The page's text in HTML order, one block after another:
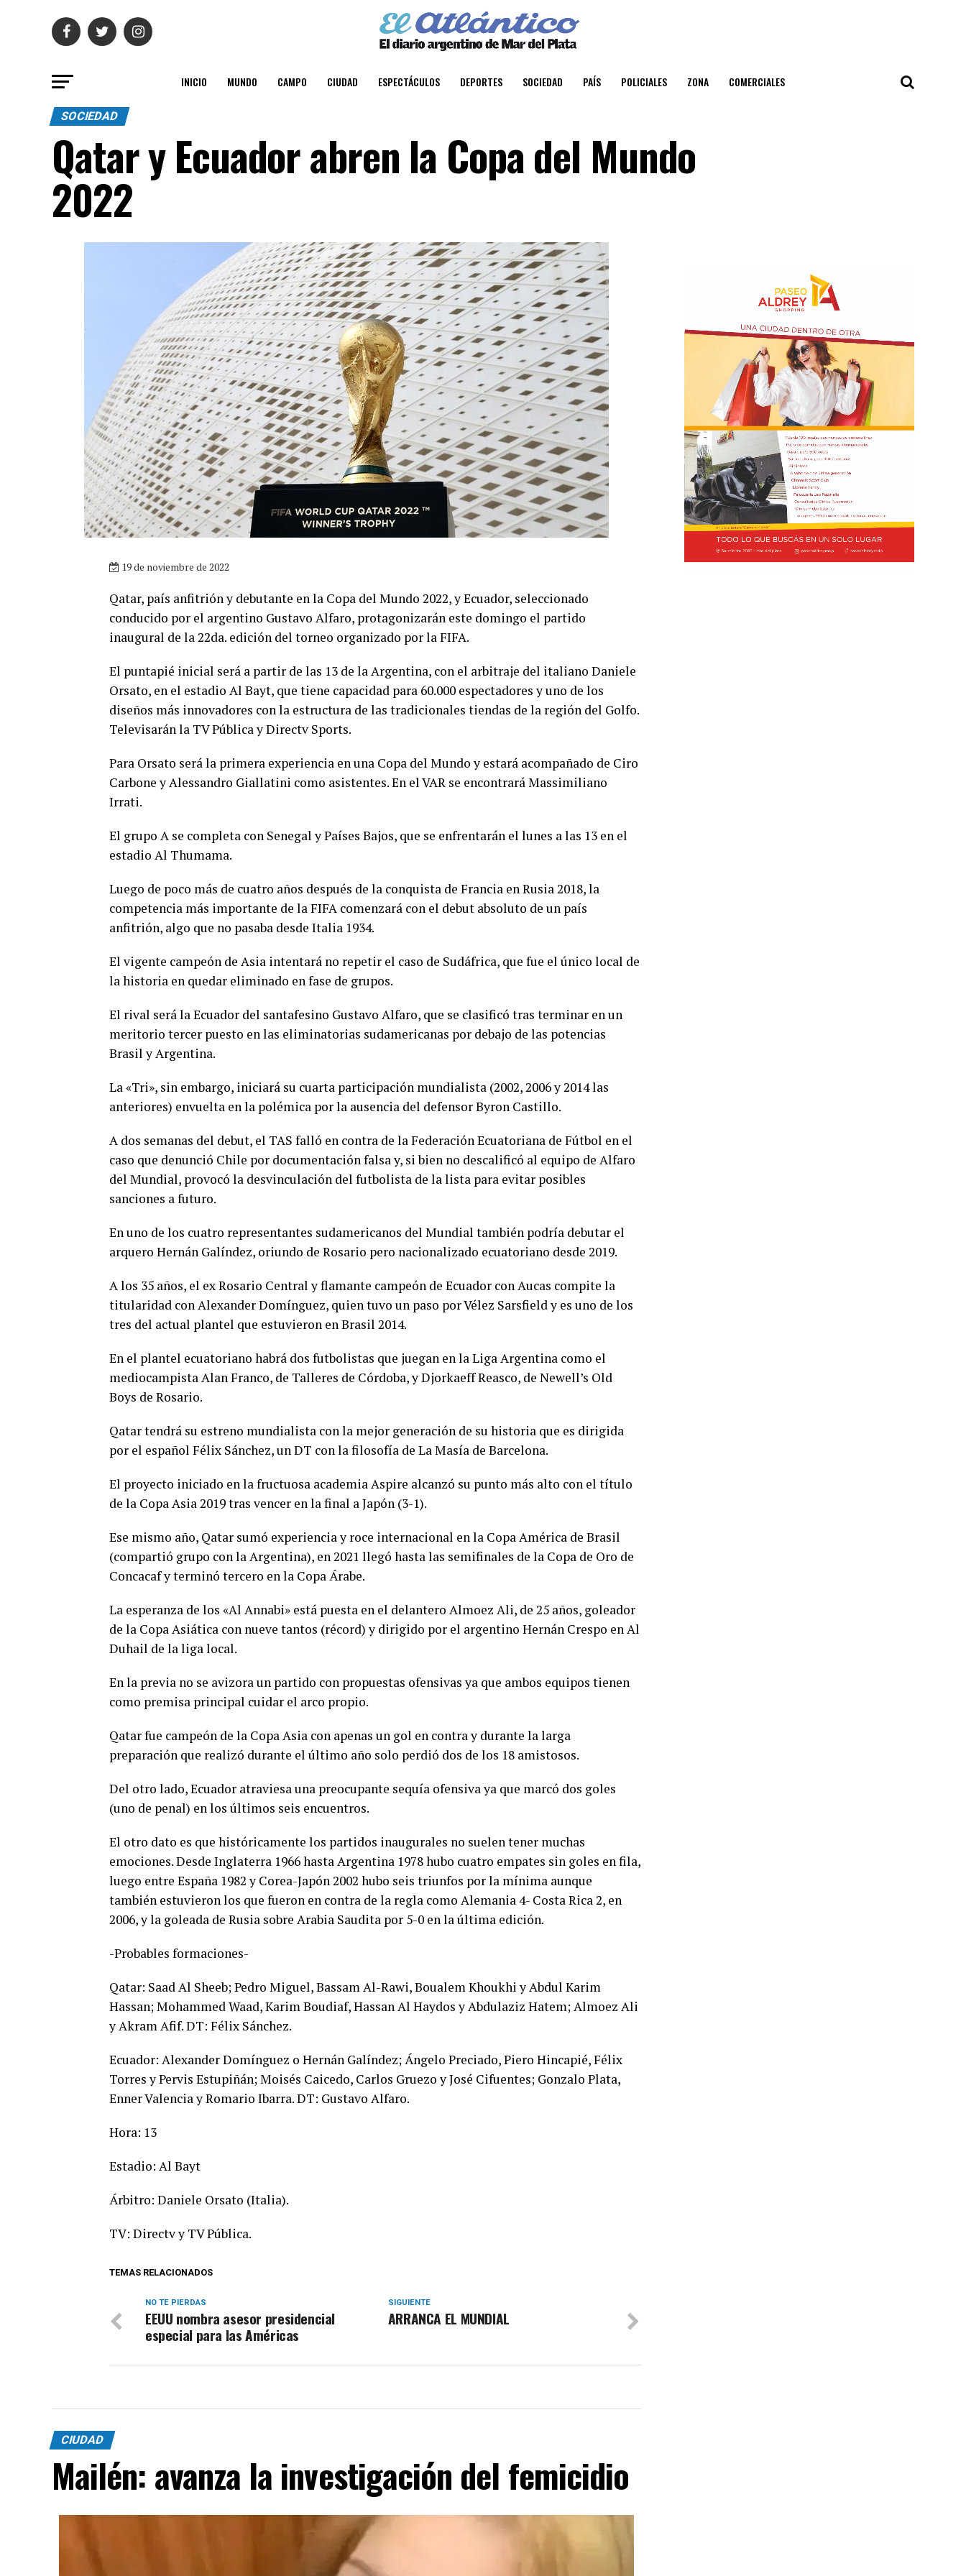
INICIO MUNDO CAMPO CIUDAD ESPECTÁCULOS DEPORTES SOCIEDAD PAÍS POLICIALES ZONA COMERCIALES
SOCIEDAD
Qatar y Ecuador abren la Copa del Mundo
2022
19 de noviembre de 2022
Qatar, país anfitrión y debutante en la Copa del Mundo 2022, y Ecuador, seleccionado
conducido por el argentino Gustavo Alfaro, protagonizarán este domingo el partido
inaugural de la 22da. edición del torneo organizado por la FIFA.
El puntapié inicial será a partir de las 13 de la Argentina, con el arbitraje del italiano Daniele
Orsato, en el estadio Al Bayt, que tiene capacidad para 60.000 espectadores y uno de los
diseños más innovadores con la estructura de las tradicionales tiendas de la región del Golfo.
Televisarán la TV Pública y Directv Sports.
Para Orsato será la primera experiencia en una Copa del Mundo y estará acompañado de Ciro
Carbone y Alessandro Giallatini como asistentes. En el VAR se encontrará Massimiliano
Irrati.
El grupo A se completa con Senegal y Países Bajos, que se enfrentarán el lunes a las 13 en el
estadio Al Thumama.
Luego de poco más de cuatro años después de la conquista de Francia en Rusia 2018, la
competencia más importante de la FIFA comenzará con el debut absoluto de un país
anfitrión, algo que no pasaba desde Italia 1934.
El vigente campeón de Asia intentará no repetir el caso de Sudáfrica, que fue el único local de
la historia en quedar eliminado en fase de grupos.
El rival será la Ecuador del santafesino Gustavo Alfaro, que se clasificó tras terminar en un
meritorio tercer puesto en las eliminatorias sudamericanas por debajo de las potencias
Brasil y Argentina.
La «Tri», sin embargo, iniciará su cuarta participación mundialista (2002, 2006 y 2014 las
anteriores) envuelta en la polémica por la ausencia del defensor Byron Castillo.
A dos semanas del debut, el TAS falló en contra de la Federación Ecuatoriana de Fútbol en el
caso que denunció Chile por documentación falsa y, si bien no descalificó al equipo de Alfaro
del Mundial, provocó la desvinculación del futbolista de la lista para evitar posibles
sanciones a futuro.
En uno de los cuatro representantes sudamericanos del Mundial también podría debutar el
arquero Hernán Galíndez, oriundo de Rosario pero nacionalizado ecuatoriano desde 2019.
A los 35 años, el ex Rosario Central y flamante campeón de Ecuador con Aucas compite la
titularidad con Alexander Domínguez, quien tuvo un paso por Vélez Sarsfield y es uno de los
tres del actual plantel que estuvieron en Brasil 2014.
En el plantel ecuatoriano habrá dos futbolistas que juegan en la Liga Argentina como el
mediocampista Alan Franco, de Talleres de Córdoba, y Djorkaeff Reasco, de Newell’s Old
Boys de Rosario.
Qatar tendrá su estreno mundialista con la mejor generación de su historia que es dirigida
por el español Félix Sánchez, un DT con la filosofía de La Masía de Barcelona.
El proyecto iniciado en la fructuosa academia Aspire alcanzó su punto más alto con el título
de la Copa Asia 2019 tras vencer en la final a Japón (3-1).
Ese mismo año, Qatar sumó experiencia y roce internacional en la Copa América de Brasil
(compartió grupo con la Argentina), en 2021 llegó hasta las semifinales de la Copa de Oro de
Concacaf y terminó tercero en la Copa Árabe.
La esperanza de los «Al Annabi» está puesta en el delantero Almoez Ali, de 25 años, goleador
de la Copa Asiática con nueve tantos (récord) y dirigido por el argentino Hernán Crespo en Al
Duhail de la liga local.
En la previa no se avizora un partido con propuestas ofensivas ya que ambos equipos tienen
como premisa principal cuidar el arco propio.
Qatar fue campeón de la Copa Asia con apenas un gol en contra y durante la larga
preparación que realizó durante el último año solo perdió dos de los 18 amistosos.
Del otro lado, Ecuador atraviesa una preocupante sequía ofensiva ya que marcó dos goles
(uno de penal) en los últimos seis encuentros.
El otro dato es que históricamente los partidos inaugurales no suelen tener muchas
emociones. Desde Inglaterra 1966 hasta Argentina 1978 hubo cuatro empates sin goles en fila,
luego entre España 1982 y Corea-Japón 2002 hubo seis triunfos por la mínima aunque
también estuvieron los que fueron en contra de la regla como Alemania 4- Costa Rica 2, en
2006, y la goleada de Rusia sobre Arabia Saudita por 5-0 en la última edición.
-Probables formaciones-
Qatar: Saad Al Sheeb; Pedro Miguel, Bassam Al-Rawi, Boualem Khoukhi y Abdul Karim
Hassan; Mohammed Waad, Karim Boudiaf, Hassan Al Haydos y Abdulaziz Hatem; Almoez Ali
y Akram Afif. DT: Félix Sánchez.
Ecuador: Alexander Domínguez o Hernán Galíndez; Ángelo Preciado, Piero Hincapié, Félix
Torres y Pervis Estupiñán; Moisés Caicedo, Carlos Gruezo y José Cifuentes; Gonzalo Plata,
Enner Valencia y Romario Ibarra. DT: Gustavo Alfaro.
Hora: 13
Estadio: Al Bayt
Árbitro: Daniele Orsato (Italia).
TV: Directv y TV Pública.
TEMAS RELACIONADOS
SIGUIENTE
ARRANCA EL MUNDIAL
NO TE PIERDAS
EEUU nombra asesor presidencial
especial para las Américas
CIUDAD
Mailén: avanza la investigación del femicidio